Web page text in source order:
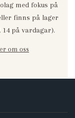
med fokus på
finns på lager
14 på vardagar).
om oss